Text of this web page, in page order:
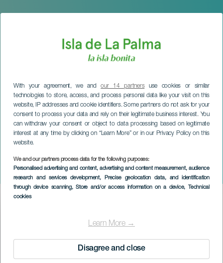
With your agreement, we andour 14 partnersuse cookies or similar
technologies to store, access, and process personal data like your visit on this
website, IP addresses and cookie identifiers. Some partners do not ask for your
consent to process your data and rely on their legitimate business interest. You
can withdraw your consent or object to data processing based on legitimate
interest at any time by clicking on “Learn More” or in our Privacy Policy on this
website.
We and our partners process data for the following purposes:
Personalised advertising and content, advertising and content measurement, audience
research and services development, Precise geolocation data, and identification
through device scanning, Store and/or access information on a device, Technical
cookies
Learn More →
Disagree and close
Måned med ost
LA PALMA
Imagen